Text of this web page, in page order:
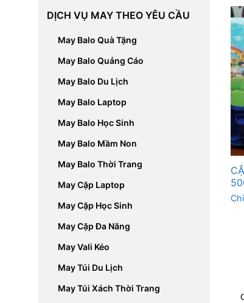
DỊCH VỤ MAY THEO YÊU CẦU
May Balo Quà Tặng
May Balo Quảng Cáo
May Balo Du Lịch
May Balo Laptop
May Balo Học Sinh
May Balo Mầm Non
May Balo Thời Trang
May Cặp Laptop
May Cặp Học Sinh
May Cặp Đa Năng
May Vali Kéo
May Túi Du Lịch
May Túi Xách Thời Trang